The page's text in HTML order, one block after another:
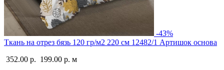
-43%
Ткань на отрез бязь 120 гр/м2 220 см 12482/1 Артишок основа
352.00 р. 199.00 р. м